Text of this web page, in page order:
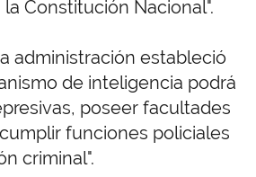
Constitución Nacional".
administración estableció
de inteligencia podrá
poseer facultades
funciones policiales
criminal".